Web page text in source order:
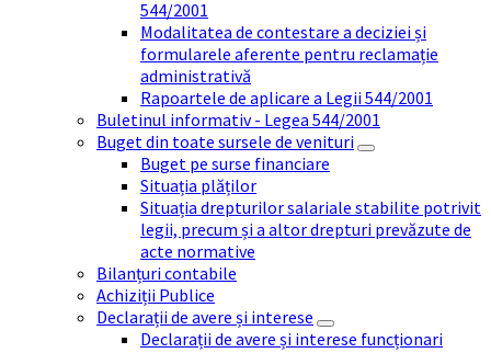
544/2001
Modalitatea de contestare a deciziei și
formularele aferente pentru reclamație
administrativă
Rapoartele de aplicare a Legii 544/2001
Buletinul informativ - Legea 544/2001
Buget din toate sursele de venituri
Buget pe surse financiare
Situația plăților
Situația drepturilor salariale stabilite potrivit
legii, precum și a altor drepturi prevăzute de
acte normative
Bilanțuri contabile
Achiziții Publice
Declarații de avere și interese
Declarații de avere și interese funcționari